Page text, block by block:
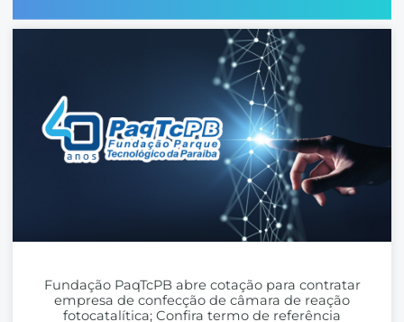
Fundação PaqTcPB abre cotação para contratar
empresa de confecção de câmara de reação
fotocatalítica; Confira termo de referência